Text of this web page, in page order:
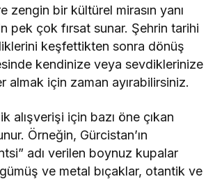
zengin bir kültürel mirasın yanı
pek çok fırsat sunar. Şehrin tarihi
keşfettikten sonra dönüş
kendinize veya sevdiklerinize
almak için zaman ayırabilirsiniz.
alışverişi için bazı öne çıkan
Örneğin, Gürcistan’ın
adı verilen boynuz kupalar
ve metal bıçaklar, otantik ve